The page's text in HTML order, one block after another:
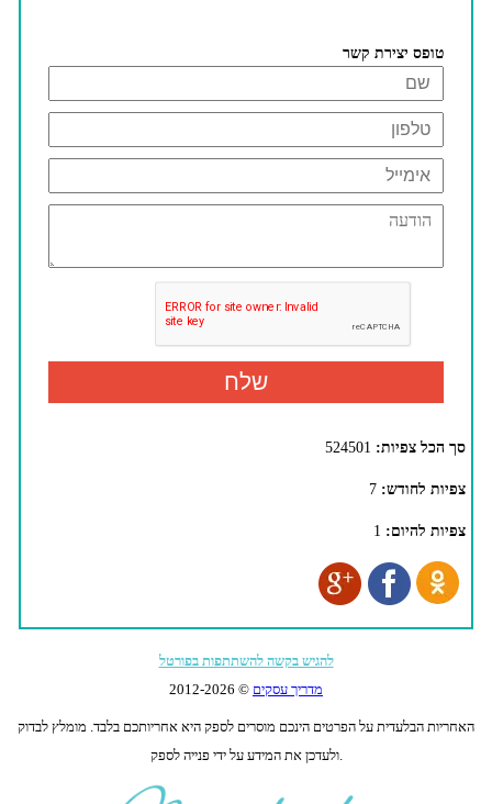
טופס יצירת קשר
סך הכל צפיות:
צפיות לחודש:
צפיות להיום:
להגיש בקשה להשתתפות בפורטל
מדריך עסקים © 2012-
2026
האחריות הבלעדית על הפרטים הינכם מוסרים לספק היא אחריותכם בלבד. מומלץ לבדוק
ולעדכן את המידע על ידי פנייה לספק.